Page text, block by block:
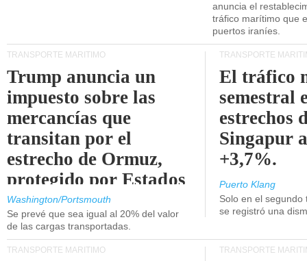
anuncia el
tráfico marítimo que
puertos iraníes.
TRANSPORTE MARÍTIMO
Trump anuncia un
impuesto sobre las
mercancías que
transitan por el
estrecho de Ormuz,
protegido por Estados
Unidos.
Washington/Portsmouth
Se prevé que sea igual al 20% del valor
de las cargas transportadas.
TRANSPORTE
El tráfico
semestral
estrechos
Singapur
+3,7%.
Puerto Klang
Solo en el
se registró una
TRANSPORTE MARÍTIMO TRANSPORTE